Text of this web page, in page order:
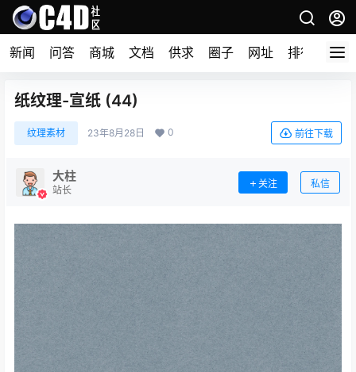
新闻 问答 商城 文档 供求 圈子 网址 排行榜
纸纹理-宣纸 (44)
纹理素材 23年8月28日 0 前往下载
大柱
站长
关注 私信